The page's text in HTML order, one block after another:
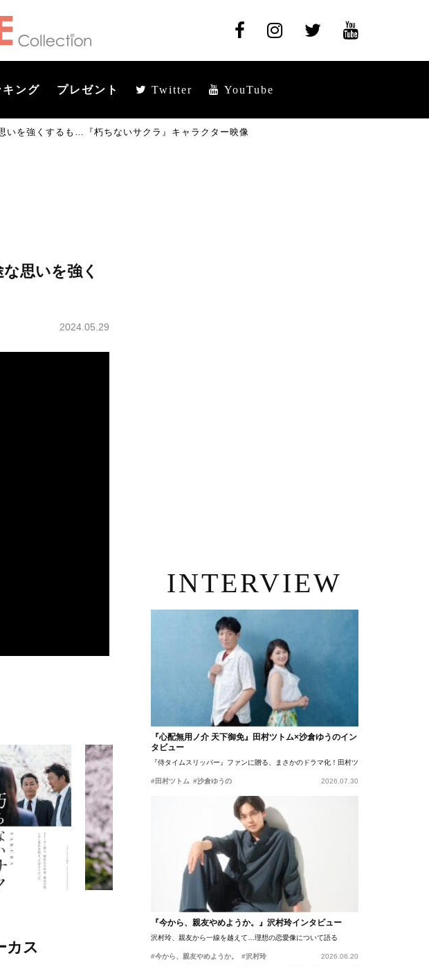
ング プレゼント Twitter YouTube
いを強くするも…『朽ちないサクラ』キャラクター映像
思いを強く
2024.05.29
カス
INTERVIEW
『心配無用ノ介 天下御免』田村ツトム×沙倉ゆうのイン
タビュー
『侍タイムスリッパー』ファンに贈る、まさかのドラマ化！田村ツトム×沙倉ゆうのが語
#田村ツトム #沙倉ゆうの 2026.07.30
『今から、親友やめようか。』沢村玲インタビュー
沢村玲、親友から一線を越えて…理想の恋愛像について語る
#今から、親友やめようか。 #沢村玲 2026.06.20